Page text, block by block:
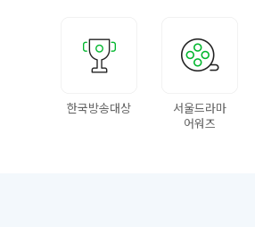
한국방송대상
서울드라마
어워즈